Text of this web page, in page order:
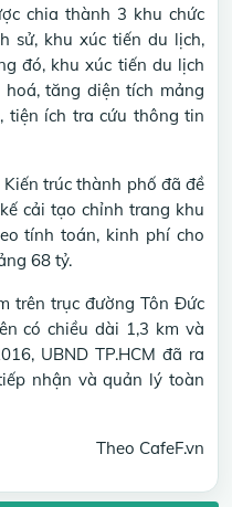
chia thành 3 khu chức
sử, khu xúc tiến du lịch,
đó, khu xúc tiến du lịch
tăng diện tích mảng
tiện ích tra cứu thông tin
trúc thành phố đã đề
cải tạo chỉnh trang khu
tính toán, kinh phí cho
68 tỷ.
trên trục đường Tôn Đức
có chiều dài 1,3 km và
UBND TP.HCM đã ra
nhận và quản lý toàn
Theo CafeF.vn